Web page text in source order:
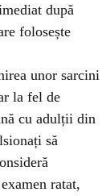
după
folosește
unor sarcini
la fel de
cu adulții din
să
ratat,